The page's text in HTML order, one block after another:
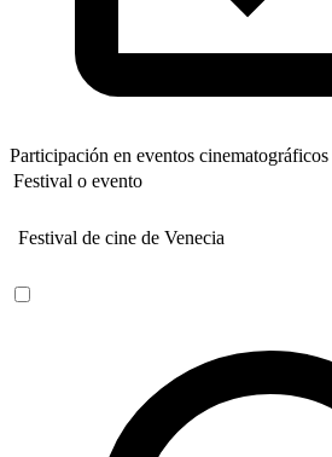
Participación en eventos cinematográficos
Festival o evento
Festival de cine de Venecia